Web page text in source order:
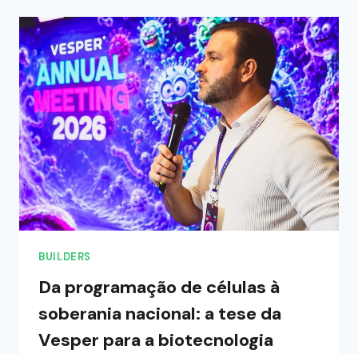
BUILDERS
Da programação de células à
soberania nacional: a tese da
Vesper para a biotecnologia